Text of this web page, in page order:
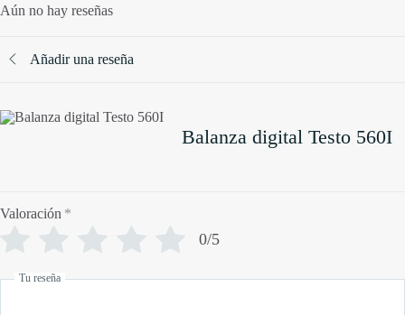
Aún no hay reseñas
Añadir una reseña
Balanza digital Testo 560I
Valoración *
0/5
Tu reseña